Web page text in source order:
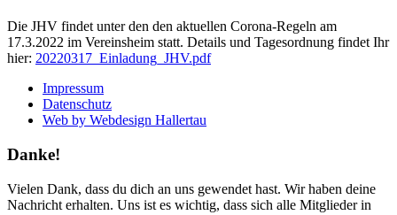
Die JHV findet unter den den aktuellen Corona-Regeln am
17.3.2022 im Vereinsheim statt. Details und Tagesordnung findet Ihr
hier: 20220317_Einladung_JHV.pdf
Impressum
Datenschutz
Web by Webdesign Hallertau
Danke!
Vielen Dank, dass du dich an uns gewendet hast. Wir haben deine
Nachricht erhalten. Uns ist es wichtig, dass sich alle Mitglieder in